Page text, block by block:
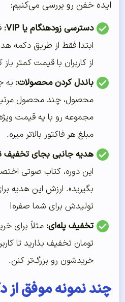
ایده خفن رو بررسی می‌کنیم:
دسترسی زودهنگام یا VIP:
ابتدا فقط از طریق دکمه
از کاربران با قیمت کمتر باز
باندل کردن محصولات: به
محصول، چند محصول
مجموعه رو با یه قیمت
مبلغ هر فاکتور بالاتر میره.
هدیه جانبی بجای تخفیف
این دوره، کتاب صوتی
بگیرید». ارزش این هدیه
تولیدش برای شما صفره!
تخفیف پله‌ای: مثلاً برای
تومان تخفیف بذارید تا
خریدشون رو بزرگ‌تر کنن.